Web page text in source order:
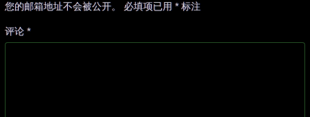
您的邮箱地址不会被公开。 必填项已用 *标注
评论 *